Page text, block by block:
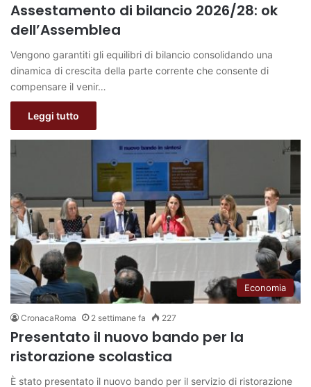
Assestamento di bilancio 2026/28: ok
dell’Assemblea
Vengono garantiti gli equilibri di bilancio consolidando una
dinamica di crescita della parte corrente che consente di
compensare il venir…
Leggi tutto
Economia
CronacaRoma 2 settimane fa 227
Presentato il nuovo bando per la
ristorazione scolastica
È stato presentato il nuovo bando per il servizio di ristorazione